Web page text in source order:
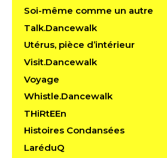
Soi-même comme un autre
Talk.Dancewalk
Utérus, pièce d’intérieur
Visit.Dancewalk
Voyage
Whistle.Dancewalk
THiRtEEn
Histoires Condansées
LaréduQ